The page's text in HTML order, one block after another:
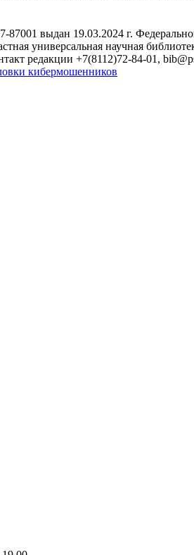
выдан 19.03.2024 г.
универсальная научная
редакции +7(8112)72-84-01,
кибермошенников